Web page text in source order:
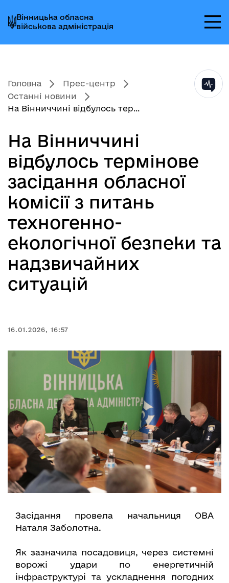
до
головного
меню
до
головного
вмісту
до
головного
колонтитула
Вінницька обласна
військова адміністрація
Головна
Прес-центр
Останні новини
На Вінниччині відбулось тер...
На Вінниччині
відбулось термінове
засідання обласної
комісії з питань
техногенно-
екологічної безпеки та
надзвичайних
ситуацій
16.01.2026, 16:57
Засідання провела начальниця ОВА
Наталя Заболотна.
Як зазначила посадовиця, через системні
ворожі удари по енергетичній
інфраструктурі та ускладнення погодних